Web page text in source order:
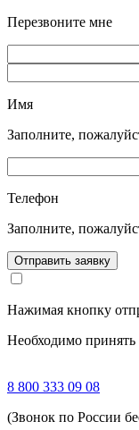
Перезвоните мне
Имя
Заполните,
Телефон
Заполните,
Отправить заявку
Нажимая кнопку
Необходимо принять
8 800 333 09 08
(Звонок по России